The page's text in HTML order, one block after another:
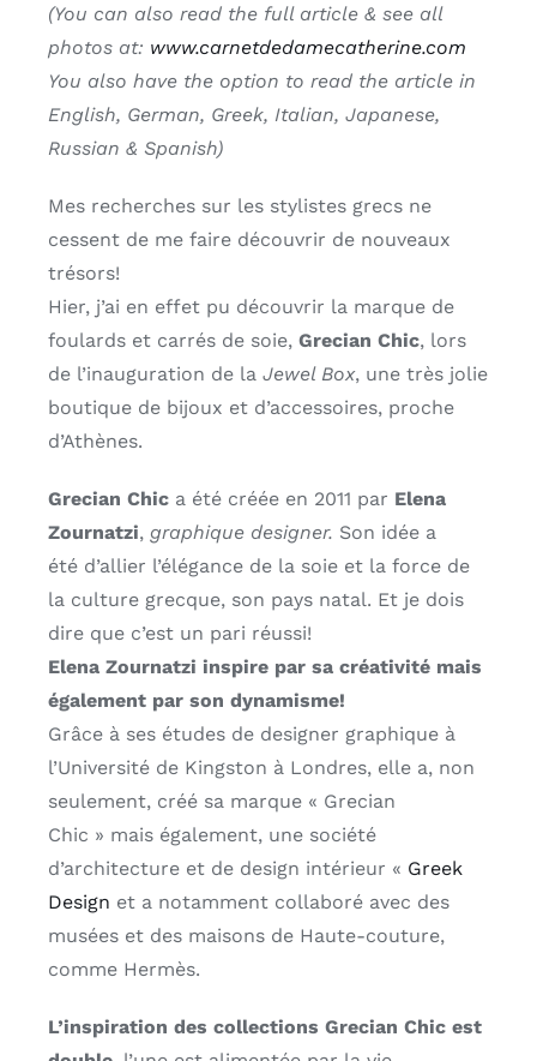
(You can also read the full article & see all
photos at: www.carnetdedamecatherine.com
You also have the option to read the article in
English, German, Greek, Italian, Japanese,
Russian & Spanish)
Mes recherches sur les stylistes grecs ne
cessent de me faire découvrir de nouveaux
trésors!
Hier, j’ai en effet pu découvrir la marque de
foulards et carrés de soie, Grecian Chic, lors
de l’inauguration de la Jewel Box, une très jolie
boutique de bijoux et d’accessoires, proche
d’Athènes.
Grecian Chic a été créée en 2011 par Elena
Zournatzi, graphique designer. Son idée a
été d’allier l’élégance de la soie et la force de
la culture grecque, son pays natal. Et je dois
dire que c’est un pari réussi!
Elena Zournatzi inspire par sa créativité mais
également par son dynamisme!
Grâce à ses études de designer graphique à
l’Université de Kingston à Londres, elle a, non
seulement, créé sa marque « Grecian
Chic » mais également, une société
d’architecture et de design intérieur « Greek
Design et a notamment collaboré avec des
musées et des maisons de Haute-couture,
comme Hermès.
L’inspiration des collections Grecian Chic est